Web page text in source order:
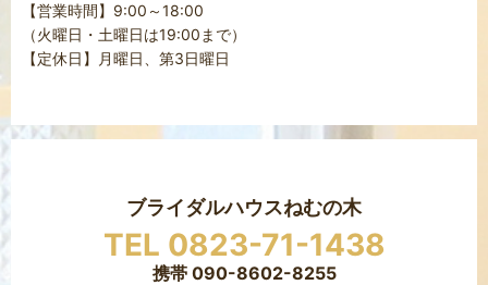
【営業時間】9:00～18:00
（火曜日・土曜日は19:00まで）
【定休日】月曜日、第3日曜日
ブライダルハウスねむの木
TEL 0823-71-1438
携帯 090-8602-8255